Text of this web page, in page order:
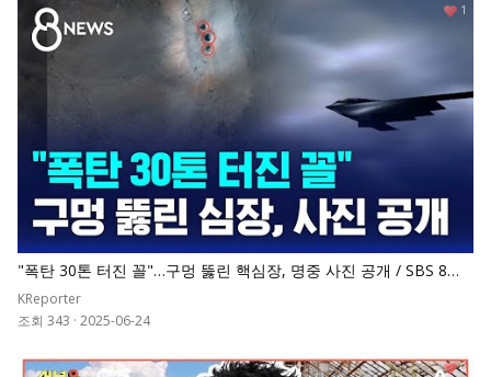
"폭탄 30톤 터진 꼴"…구멍 뚫린 핵심장, 명중 사진 공개 / SBS 8뉴
스
KReporter
조회 343 · 2025-06-24
1
0